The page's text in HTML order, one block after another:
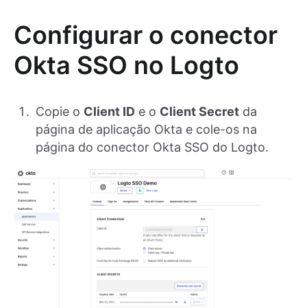
Configurar o conector
Okta SSO no Logto
Copie o Client ID e o Client Secret da
página de aplicação Okta e cole-os na
página do conector Okta SSO do Logto.